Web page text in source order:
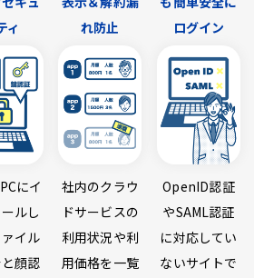
ィ
にイ
ルし
イル
顔認
れ防止
社内のクラウ
ドサービスの
利用状況や利
用価格を一覧
ログイン
OpenID認証
やSAML認証
に対応してい
ないサイトで